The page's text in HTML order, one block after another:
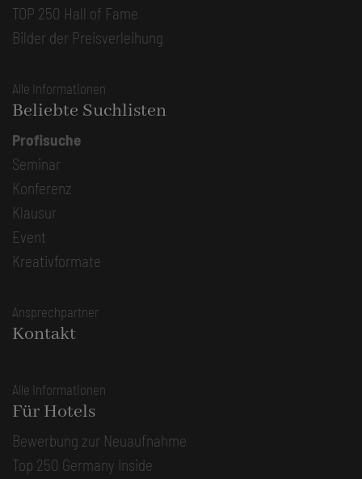
TOP 250 Hall of Fame
Bilder der Preisverleihung
Alle Informationen
Beliebte Suchlisten
Profisuche
Seminar
Konferenz
Klausur
Event
Kreativformate
Ansprechpartner
Kontakt
Alle Informationen
Für Hotels
Bewerbung zur Neuaufnahme
Top 250 Germany Inside